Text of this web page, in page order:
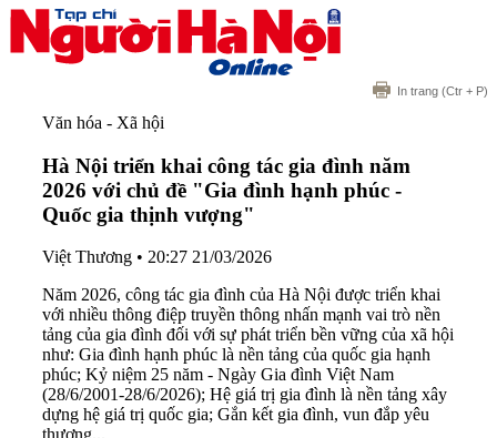
In trang (Ctr + P)
Văn hóa - Xã hội
Hà Nội triển khai công tác gia đình năm
2026 với chủ đề "Gia đình hạnh phúc -
Quốc gia thịnh vượng"
Việt Thương • 20:27 21/03/2026
Năm 2026, công tác gia đình của Hà Nội được triển khai
với nhiều thông điệp truyền thông nhấn mạnh vai trò nền
tảng của gia đình đối với sự phát triển bền vững của xã hội
như: Gia đình hạnh phúc là nền tảng của quốc gia hạnh
phúc; Kỷ niệm 25 năm - Ngày Gia đình Việt Nam
(28/6/2001-28/6/2026); Hệ giá trị gia đình là nền tảng xây
dựng hệ giá trị quốc gia; Gắn kết gia đình, vun đắp yêu